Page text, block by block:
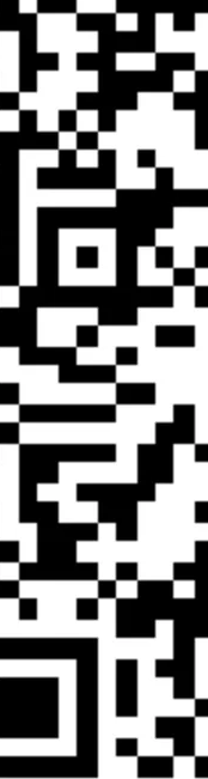
級，提供更好的穩定
成，配有玻璃纖維強化
Tactical